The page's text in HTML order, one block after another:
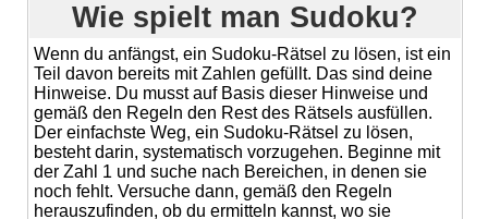
Wie spielt man Sudoku?
Wenn du anfängst, ein Sudoku-Rätsel zu lösen, ist ein
Teil davon bereits mit Zahlen gefüllt. Das sind deine
Hinweise. Du musst auf Basis dieser Hinweise und
gemäß den Regeln den Rest des Rätsels ausfüllen.
Der einfachste Weg, ein Sudoku-Rätsel zu lösen,
besteht darin, systematisch vorzugehen. Beginne mit
der Zahl 1 und suche nach Bereichen, in denen sie
noch fehlt. Versuche dann, gemäß den Regeln
herauszufinden, ob du ermitteln kannst, wo sie